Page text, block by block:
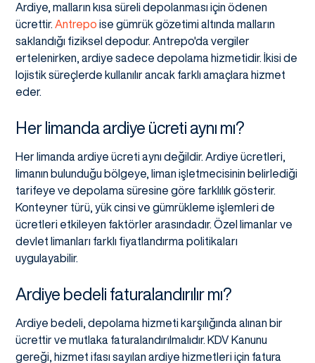
Ardiye, malların kısa süreli depolanması için ödenen
ücrettir. Antrepo ise gümrük gözetimi altında malların
saklandığı fiziksel depodur. Antrepo'da vergiler
ertelenirken, ardiye sadece depolama hizmetidir. İkisi de
lojistik süreçlerde kullanılır ancak farklı amaçlara hizmet
eder.
Her limanda ardiye ücreti aynı mı?
Her limanda ardiye ücreti aynı değildir. Ardiye ücretleri,
limanın bulunduğu bölgeye, liman işletmecisinin belirlediği
tarifeye ve depolama süresine göre farklılık gösterir.
Konteyner türü, yük cinsi ve gümrükleme işlemleri de
ücretleri etkileyen faktörler arasındadır. Özel limanlar ve
devlet limanları farklı fiyatlandırma politikaları
uygulayabilir.
Ardiye bedeli faturalandırılır mı?
Ardiye bedeli, depolama hizmeti karşılığında alınan bir
ücrettir ve mutlaka faturalandırılmalıdır. KDV Kanunu
gereği, hizmet ifası sayılan ardiye hizmetleri için fatura